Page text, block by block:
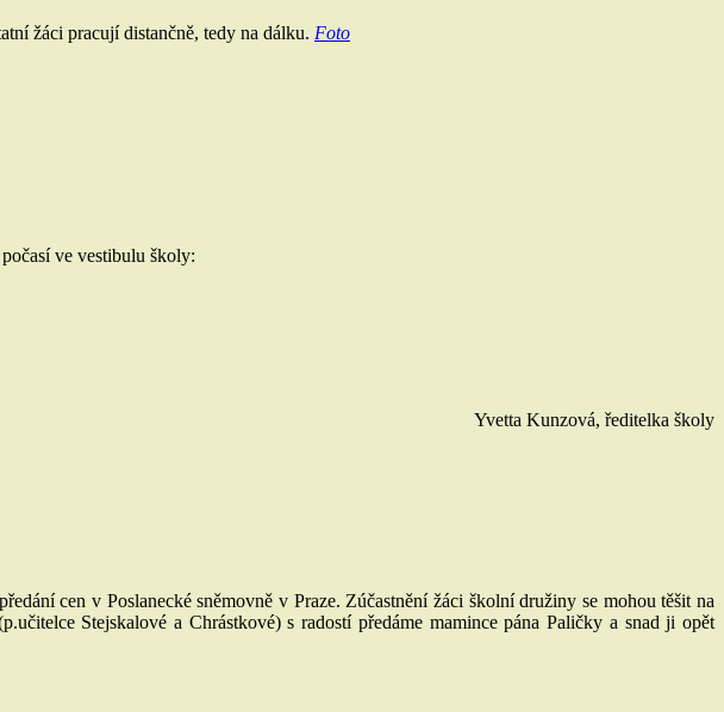
žáci pracují distančně, tedy na dálku. Foto
ve vestibulu školy:
Yvetta Kunzová, ředitelka školy
cen v Poslanecké sněmovně v Praze. Zúčastnění žáci školní družiny se mohou těšit na
Stejskalové a Chrástkové) s radostí předáme mamince pána Paličky a snad ji opět